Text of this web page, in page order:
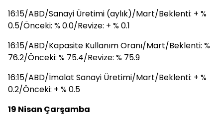
16:15/ABD/Sanayi Üretimi (aylık)/Mart/Beklenti: + %
0.5/Önceki: % 0.0/Revize: + % 0.1
16:15/ABD/Kapasite Kullanım Oranı/Mart/Beklenti: %
76.2/Önceki: % 75.4/Revize: % 75.9
16:15/ABD/İmalat Sanayi Üretimi/Mart/Beklenti: + %
0.2/Önceki: + % 0.5
19 Nisan Çarşamba